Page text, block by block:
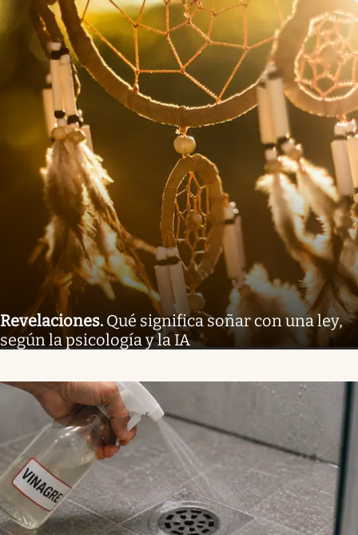
Revelaciones. Qué significa soñar con una ley,
según la psicología y la IA